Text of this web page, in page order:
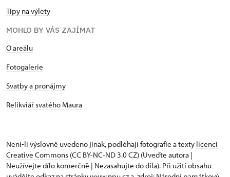
Tipy na výlety
MOHLO BY VÁS ZAJÍMAT
O areálu
Fotogalerie
Svatby a pronájmy
Relikviář svatého Maura
Není-li výslovně uvedeno jinak, podléhají fotografie a texty licenci
Creative Commons (CC BY-NC-ND 3.0 CZ) (Uveďte autora |
Neužívejte dílo komerčně | Nezasahujte do díla). Při užití obsahu